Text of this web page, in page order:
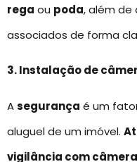
rega ou poda, além de
associados de forma
3. Instalação de
Asegurança é um
aluguel de um imóvel.
vigilância com